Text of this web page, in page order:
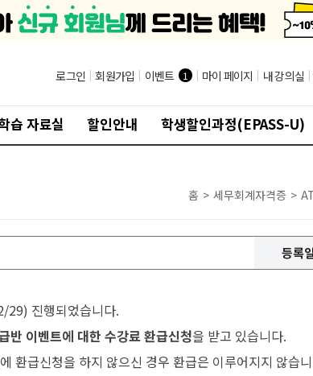
로그인 | 회원가입 | 이벤트 1 | 마이 페이지 | 내 강의실 |
습 자료실 할인안내 학생할인과정(EPASS-U)
홈 > 세무회계자격증 >
등록일
29) 진행되었습니다.
반 이벤트에 대한 수강료 환급신청을 받고 있습니다.
환급신청을 하지 않으신 경우 환급은 이루어지지 않습